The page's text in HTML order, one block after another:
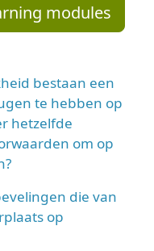
modules
bestaan een
te hebben op
hetzelfde
om op
die van
op